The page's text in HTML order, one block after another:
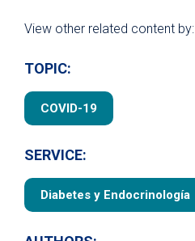
View other related content by:
TOPIC:
COVID-19
SERVICE:
Diabetes y Endocrinología